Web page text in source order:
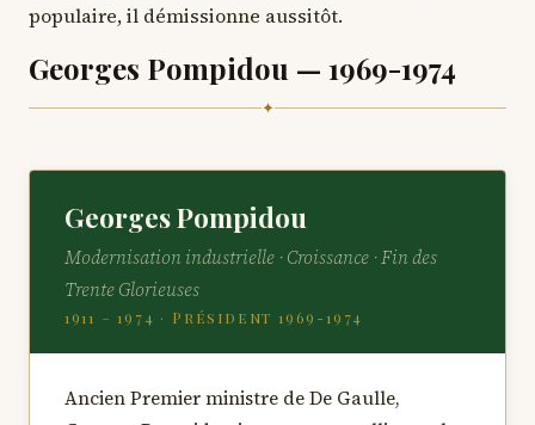
populaire, il démissionne aussitôt.
Georges Pompidou — 1969-1974
✦
Georges Pompidou
Modernisation industrielle · Croissance · Fin des
Trente Glorieuses
1911 – 1974 · Président 1969-1974
Ancien Premier ministre de De Gaulle,